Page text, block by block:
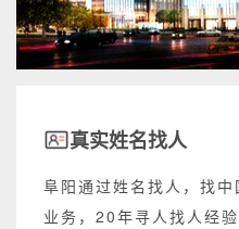
真实姓名找人
阜阳通过姓名找人，找
业务，20年寻人找人经